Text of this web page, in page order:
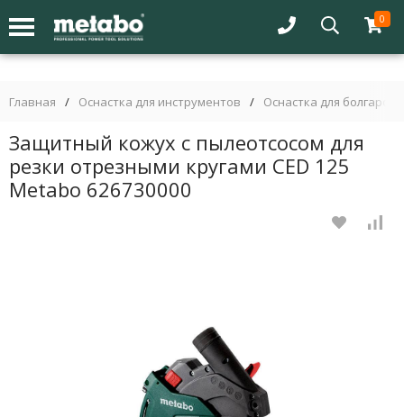
0
Главная / Оснастка для инструментов / Оснастка для
Защитный кожух с пылеотсосом для
резки отрезными кругами CED 125
Metabo 626730000